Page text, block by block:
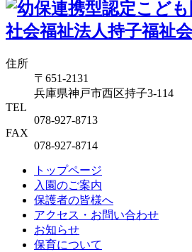
住所
〒651-2131
兵庫県神戸市西区持子3-114
TEL
078-927-8713
FAX
078-927-8714
トップページ
入園のご案内
保護者の皆様へ
アクセス・お問い合わせ
お知らせ
保育について